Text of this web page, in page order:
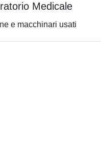
Medicale
e macchinari usati